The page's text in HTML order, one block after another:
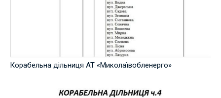
Корабельна дільниця АТ «Миколаївобленерго»